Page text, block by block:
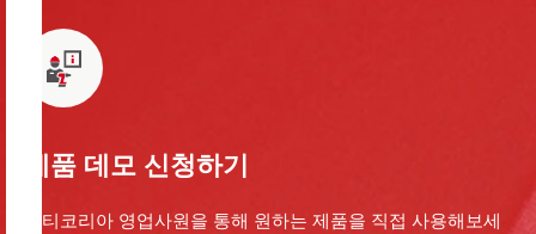
제품 데모 신청하기
힐티코리아 영업사원을 통해 원하는 제품을 직접 사용해보세